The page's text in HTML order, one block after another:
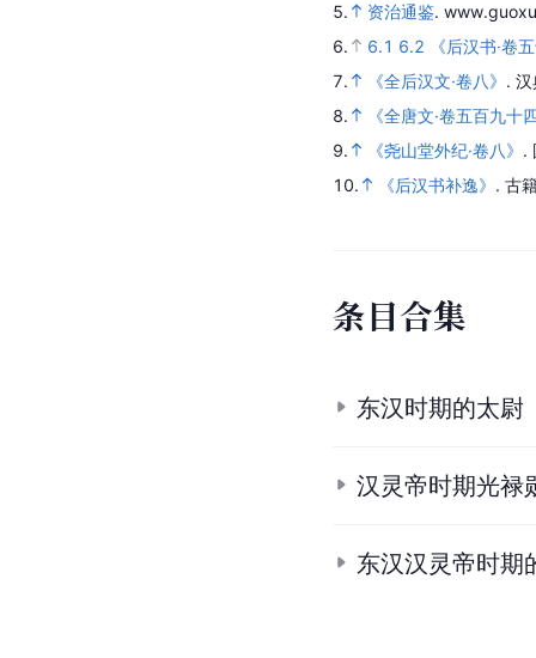
5.
资治通鉴.
6.
6.1 6.2
《后汉书·卷
7.
《全后汉文·卷八》 .
8.
《全唐文·卷五百九十
9.
《尧山堂外纪·卷八》 .
10.
《后汉书补逸》 . 古
条目合集
东汉时期的太尉
汉灵帝时期光禄
东汉汉灵帝时期